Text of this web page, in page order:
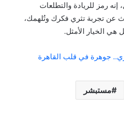
إنه رمز للريادة والتطلعات
عن تجربة تثري فكرك وتُلهمك،
هي الخيار الأمثل.
جوهرة في قلب القاهرة
مستبشر